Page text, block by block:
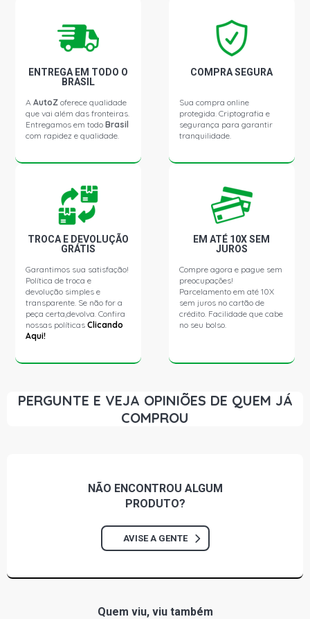
ENTREGA EM TODO O
BRASIL
AAutoZ oferece qualidade
que vai além das fronteiras.
Entregamos em todoBrasil
com rapidez e qualidade.
COMPRA SEGURA
Sua compra online
protegida. Criptografia e
segurança para garantir
tranquilidade.
TROCA E DEVOLUÇÃO
GRÁTIS
Garantimos sua satisfação!
Política de troca e
devolução simples e
transparente. Se não for a
peça certa,devolva. Confira
nossas políticasClicando
Aqui!
EM ATÉ 10X SEM
JUROS
Compre agora e pague sem
preocupações!
Parcelamento em até 10X
sem juros no cartão de
crédito. Facilidade que cabe
no seu bolso.
PERGUNTE E VEJA OPINIÕES DE QUEM JÁ
COMPROU
NÃO ENCONTROU ALGUM
PRODUTO?
AVISE A GENTE
Quem viu, viu também